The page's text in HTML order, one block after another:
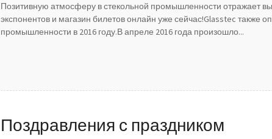
Позитивную атмосферу в стекольной промышленности отражает
экспонентов и магазин билетов онлайн уже сейчас!Glasstec также
промышленности в 2016 году.В апреле 2016 года произошло...
Поздравления с праздником